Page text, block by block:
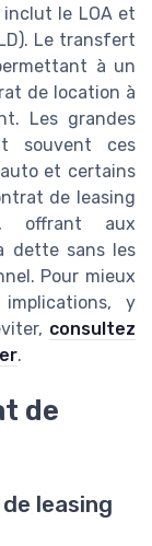
inclut le LOA et
Le transfert
à un
de location à
Les grandes
souvent ces
et certains
de leasing
offrant aux
dette sans les
Pour mieux
y
consultez
.
de
leasing